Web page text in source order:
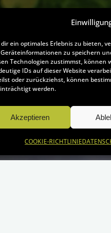
dir ein optimales Erlebnis zu bieten,
zu speichern
Technologien zustimmst, können
IDs auf dieser Website
oder zurückziehst, können
werden.
Akzeptieren
COOKIE-RICHTLINIE